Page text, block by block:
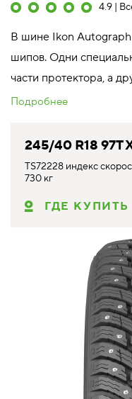
4.9 |
В шине Ikon Autograph
шипов. Одни
части протектора, а
Подробнее
245/40 R18 97T
TS72228 индекс
730 кг
ГДЕ КУПИТЬ